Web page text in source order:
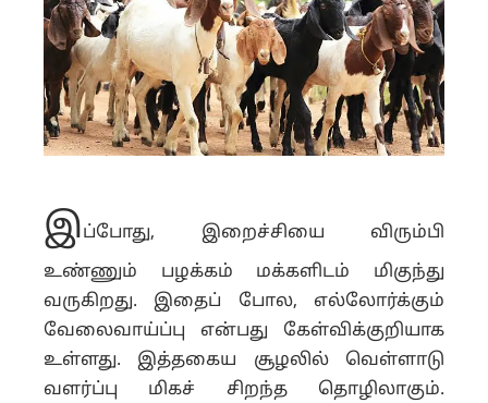
இப்போது, இறைச்சியை விரும்பி
உண்ணும் பழக்கம் மக்களிடம் மிகுந்து
வருகிறது. இதைப் போல, எல்லோர்க்கும்
வேலைவாய்ப்பு என்பது கேள்விக்குறியாக
உள்ளது. இத்தகைய சூழலில் வெள்ளாடு
வளர்ப்பு மிகச் சிறந்த தொழிலாகும்.